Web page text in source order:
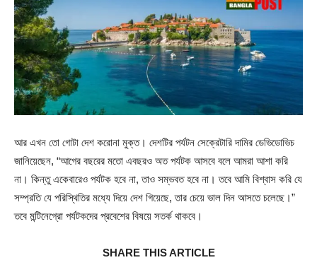
আর এখন তো গোটা দেশ করোনা মুক্ত। দেশটির পর্যটন সেক্রেটারি দামির ডেভিডোভিচ
জানিয়েছেন, “আগের বছরের মতো এবছরও অত পর্যটক আসবে বলে আমরা আশা করি
না। কিন্তু একেবারেও পর্যটক হবে না, তাও সম্ভবত হবে না। তবে আমি বিশ্বাস করি যে
সম্প্রতি যে পরিস্থিতির মধ্যে দিয়ে দেশ গিয়েছে, তার চেয়ে ভাল দিন আসতে চলেছে।”
তবে মন্টিনেগ্রো পর্যটকদের প্রবেশের বিষয়ে সতর্ক থাকবে।
SHARE THIS ARTICLE